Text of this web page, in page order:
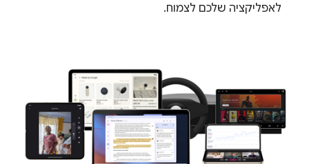
לאפליקציה שלכם לצמוח.